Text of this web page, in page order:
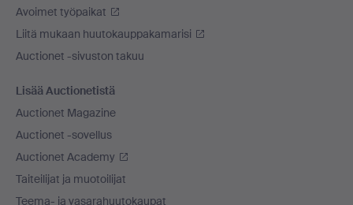
Avoimet työpaikat
Liitä mukaan huutokauppakamarisi
Auctionet -sivuston takuu
Lisää Auctionetistä
Auctionet Magazine
Auctionet -sovellus
Auctionet Academy
Taiteilijat ja muotoilijat
Teema- ja vasarahuutokaupat